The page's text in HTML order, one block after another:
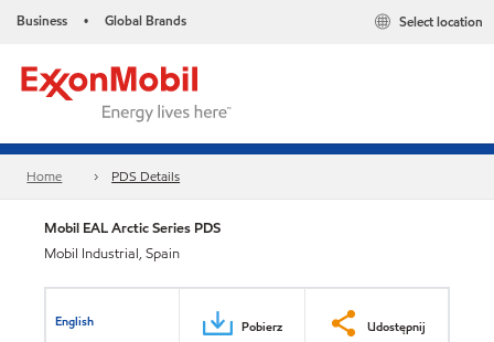
Business • Global Brands Select location
Home PDS Details
Mobil EAL Arctic Series PDS
Mobil Industrial, Spain
English Pobierz Udostępnij